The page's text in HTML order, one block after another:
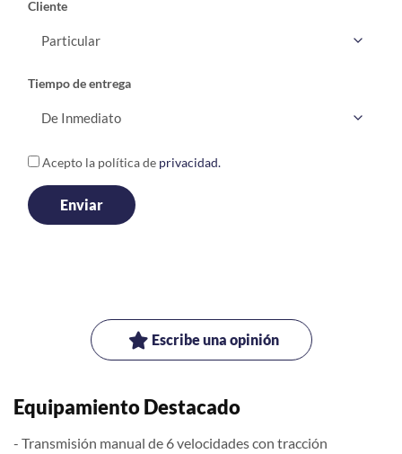
Cliente
Tiempo de entrega
Acepto la política de privacidad.
Escribe una opinión
Equipamiento Destacado
- Transmisión manual de 6 velocidades con tracción